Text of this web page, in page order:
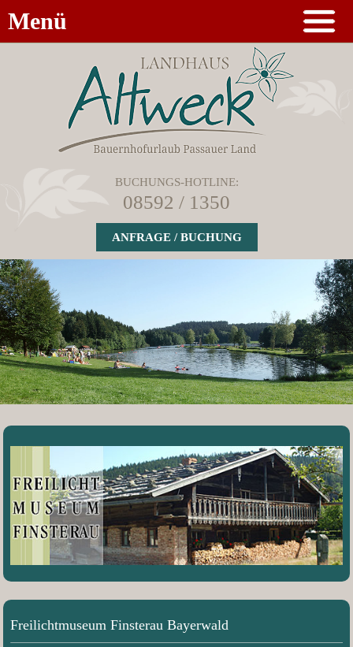
BUCHUNGS-HOTLINE:
08592 / 1350
ANFRAGE / BUCHUNG
Menü
Freilichtmuseum Finsterau Bayerwald